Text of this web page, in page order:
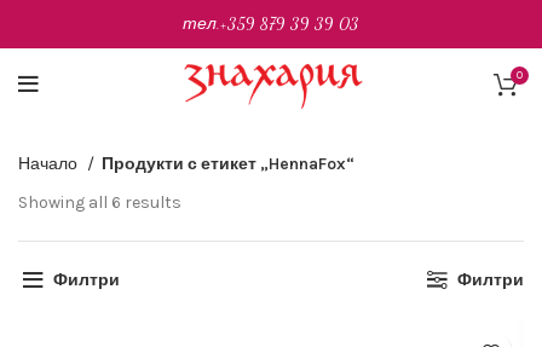
0
Начало
Продукти с етикет „HennaFox“
Showing all 6 results
Филтри
Филтри
тел.+359 879 39 39 03